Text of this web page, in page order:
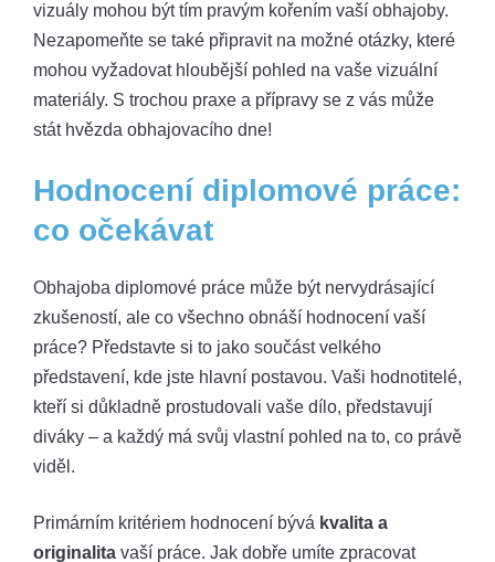
vizuály mohou být tím pravým kořením vaší obhajoby.
Nezapomeňte se také připravit na možné otázky, které
mohou vyžadovat hloubější pohled na vaše vizuální
materiály. S trochou praxe a přípravy se z vás může
stát hvězda obhajovacího dne!
Hodnocení diplomové práce:
co očekávat
Obhajoba diplomové práce může být nervydrásající
zkušeností, ale co všechno obnáší hodnocení vaší
práce? Představte si to jako součást velkého
představení, kde jste hlavní postavou. Vaši hodnotitelé,
kteří si důkladně prostudovali vaše dílo, představují
diváky – a každý má svůj vlastní pohled na to, co právě
viděl.
Primárním kritériem hodnocení bývá kvalita a
originalita vaší práce. Jak dobře umíte zpracovat